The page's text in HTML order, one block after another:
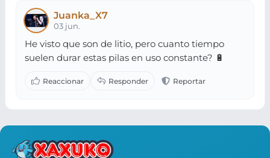
Juanka_X7
03 jun.
He visto que son de litio, pero cuanto tiempo
suelen durar estas pilas en uso constante? 🔋